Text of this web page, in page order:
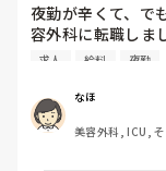
夜勤が辛くて、で
容外科に転職しま
その後数年働き、
病院の求人を見て
です。
求人 給料 夜勤
なほ
美容外科, ICU,